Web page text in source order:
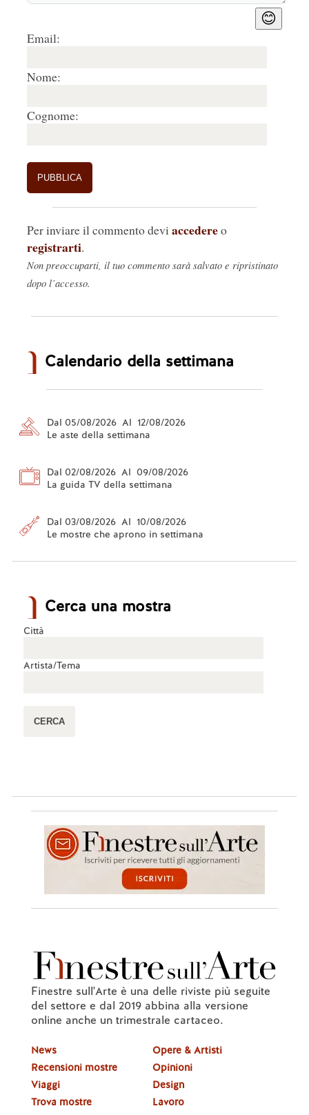
😊
Email:
Nome:
Cognome:
Per inviare il commento devi accedereo
registrarti.
Non preoccuparti, il tuo commento sarà salvato e ripristinato
dopo l’accesso.
Calendario della settimana
Dal 05/08/2026 Al 12/08/2026
Le aste della settimana
Dal 02/08/2026 Al 09/08/2026
La guida TV della settimana
Dal 03/08/2026 Al 10/08/2026
Le mostre che aprono in settimana
Cerca una mostra
Città
Artista/Tema
Finestre sull'Arte è una delle riviste più seguite
del settore e dal 2019 abbina alla versione
online anche un trimestrale cartaceo.
News
Recensioni mostre
Viaggi
Trova mostre
Opere & Artisti
Opinioni
Design
Lavoro